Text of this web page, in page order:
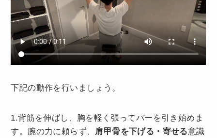
下記の動作を行いましょう。
1.背筋を伸ばし、胸を軽く張ってバーを引き始めま
す。腕の力に頼らず、 肩甲骨を下げる・寄せる意識